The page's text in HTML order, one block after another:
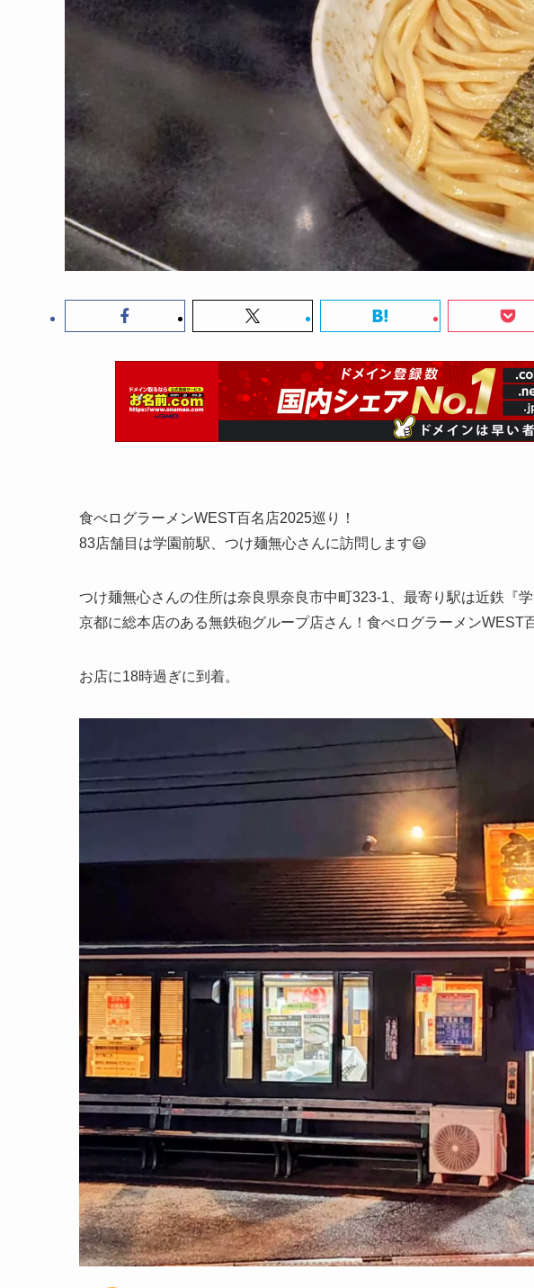
食べログラーメンWEST百名店2025巡り！
83店舗目は学園前駅、つけ麺無心さんに訪問します😃
つけ麺無心さんの住所は奈良県奈良市中町323-1、最寄り駅は近鉄『
京都に総本店のある無鉄砲グループ店さん！食べログラーメンWEST
お店に18時過ぎに到着。